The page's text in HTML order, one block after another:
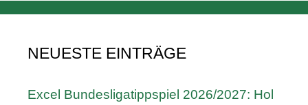
NEUESTE EINTRÄGE
Excel Bundesligatippspiel 2026/2027: Hol